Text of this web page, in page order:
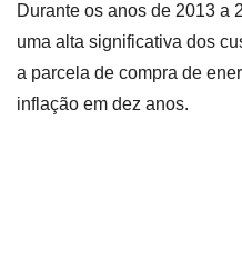
Durante os anos de 2013 a
uma alta significativa dos
a parcela de compra de
inflação em dez anos.